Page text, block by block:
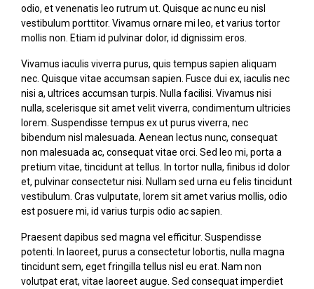
odio, et venenatis leo rutrum ut. Quisque ac nunc eu nisl
vestibulum porttitor. Vivamus ornare mi leo, et varius tortor
mollis non. Etiam id pulvinar dolor, id dignissim eros.
Vivamus iaculis viverra purus, quis tempus sapien aliquam
nec. Quisque vitae accumsan sapien. Fusce dui ex, iaculis nec
nisi a, ultrices accumsan turpis. Nulla facilisi. Vivamus nisi
nulla, scelerisque sit amet velit viverra, condimentum ultricies
lorem. Suspendisse tempus ex ut purus viverra, nec
bibendum nisl malesuada. Aenean lectus nunc, consequat
non malesuada ac, consequat vitae orci. Sed leo mi, porta a
pretium vitae, tincidunt at tellus. In tortor nulla, finibus id dolor
et, pulvinar consectetur nisi. Nullam sed urna eu felis tincidunt
vestibulum. Cras vulputate, lorem sit amet varius mollis, odio
est posuere mi, id varius turpis odio ac sapien.
Praesent dapibus sed magna vel efficitur. Suspendisse
potenti. In laoreet, purus a consectetur lobortis, nulla magna
tincidunt sem, eget fringilla tellus nisl eu erat. Nam non
volutpat erat, vitae laoreet augue. Sed consequat imperdiet